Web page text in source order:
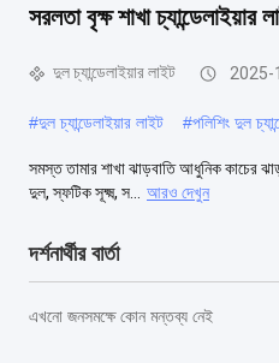
সরলতা বৃক্ষ শাখা চ্যান্ডেলাইয়ার
দুল চ্যান্ডেলাইয়ার লাইট 2025-
#দুল চ্যান্ডেলাইয়ার লাইট #পলিশিং দুল
সমস্ত তামার শাখা ঝাড়বাতি আধুনিক কাচের
দুল, স্ফটিক সূক্ষ্ম, স...
আরও দেখুন
দর্শনার্থীর বার্তা
এখনো জনসমক্ষে কোন মন্তব্য নেই